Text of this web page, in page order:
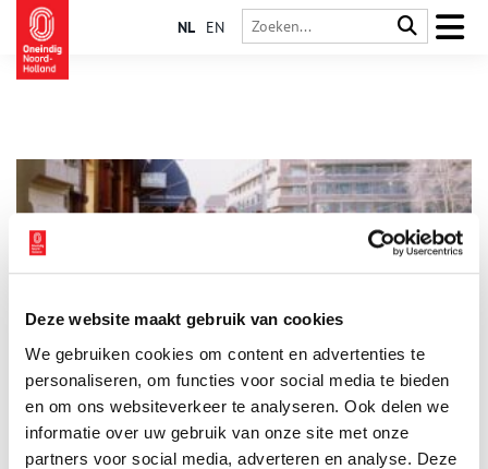
Deze website maakt gebruik van cookies
We gebruiken cookies om content en advertenties te
personaliseren, om functies voor social media te bieden
en om ons websiteverkeer te analyseren. Ook delen we
informatie over uw gebruik van onze site met onze
partners voor social media, adverteren en analyse. Deze
NL EN
In de jaren ’70 waren ze daar plotseling. Met kale beschilderde
hoofden, zingend door de Amsterdamse straten: de Hare
Krishna’s. Wie waren deze aanhangers van Krishna en hoe
raakten ze in Amsterdam verzeild?